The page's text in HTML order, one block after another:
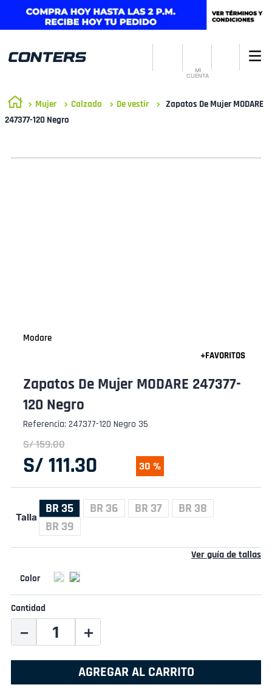
MI
CUENTA
Mujer Calzado De vestir
Zapatos De Mujer MODARE
247377-120 Negro
Modare
Zapatos De Mujer MODARE 247377-
120 Negro
Referencia: 247377-120 Negro 35
S/159.00
S/ 111.30 30 %
Talla
BR 35 BR 36 BR 37
BR 38
BR 39
Ver guía de tallas
Cantidad
＋
－
AGREGAR AL CARRITO